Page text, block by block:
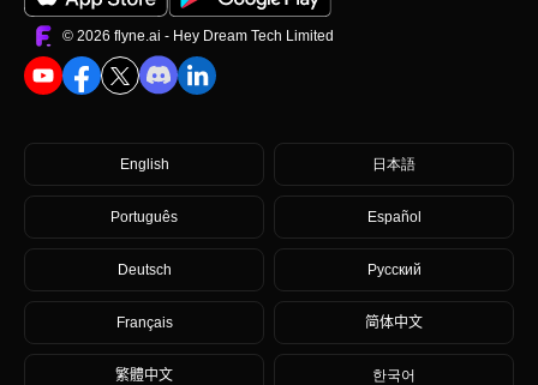
©️ 2026 flyne.ai - Hey Dream Tech Limited
English 日本語
Português Español
Deutsch Русский
Français 简体中文
繁體中文 한국어